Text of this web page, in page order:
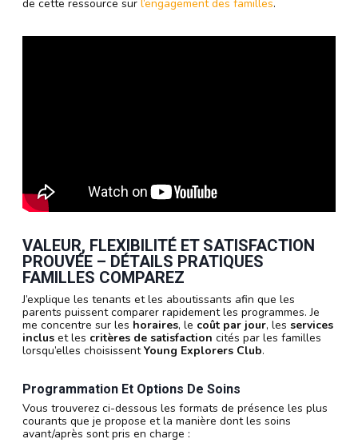
de cette ressource sur l’engagement des familles.
VALEUR, FLEXIBILITÉ ET SATISFACTION
PROUVÉE – DÉTAILS PRATIQUES
FAMILLES COMPAREZ
J’explique les tenants et les aboutissants afin que les
parents puissent comparer rapidement les programmes. Je
me concentre sur les horaires, le coût par jour, les services
inclus et les critères de satisfaction cités par les familles
lorsqu’elles choisissentYoung Explorers Club.
Programmation Et Options De Soins
Vous trouverez ci-dessous les formats de présence les plus
courants que je propose et la manière dont les soins
avant/après sont pris en charge :